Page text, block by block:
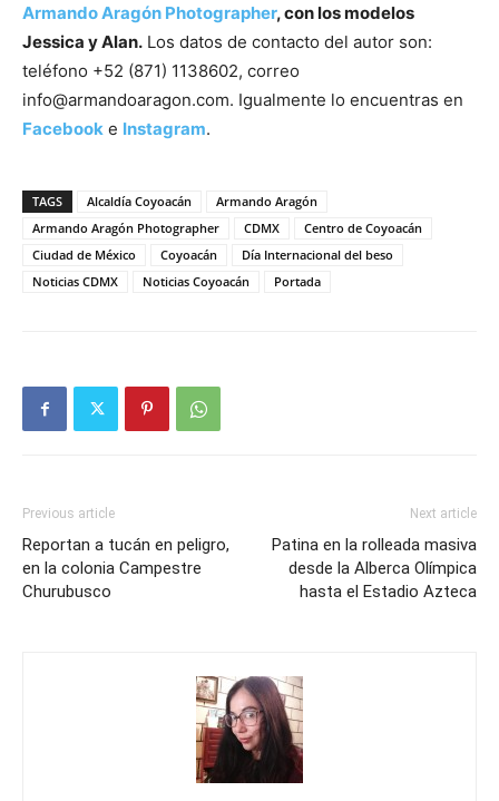
Armando Aragón Photographer, con los modelos
Jessica y Alan. Los datos de contacto del autor son:
teléfono +52 (871) 1138602, correo
info@armandoaragon.com. Igualmente lo encuentras en
Facebook e Instagram.
TAGS Alcaldía Coyoacán
Armando Aragón
Armando Aragón Photographer
CDMX
Centro de Coyoacán
Ciudad de México
Coyoacán
Día Internacional del beso
Noticias CDMX
Noticias Coyoacán Portada
Previous article
Reportan a tucán en peligro,
en la colonia Campestre
Churubusco
Next article
Patina en la rolleada masiva
desde la Alberca Olímpica
hasta el Estadio Azteca